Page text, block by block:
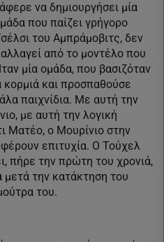
να δημιουργήσει μία
που παίζει γρήγορο
του Αμπράμοβιτς, δεν
από το μοντέλο που
μία ομάδα, που βασιζόταν
και προσπαθούσε
παιχνίδια. Με αυτή την
με αυτή την λογική
Ματέο, ο Μουρίνιο στην
επιτυχία. Ο Τούχελ
πήρε την πρώτη του χρονιά,
μετά την κατάκτηση του
του.